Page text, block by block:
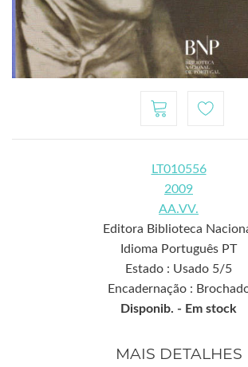
LT010556
2009
AA.VV.
Editora Biblioteca
Idioma Português PT
Estado : Usado 5/5
Encadernação :
Disponib. - Em stock
MAIS DETALHES